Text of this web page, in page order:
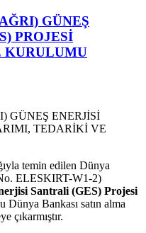
GÜNEŞ
PROJESİ
KURULUMU
temin edilen Dünya
ELESKIRT-W1-2)
Santrali (GES) Projesi
Dünya Bankası satın alma
çıkarmıştır.